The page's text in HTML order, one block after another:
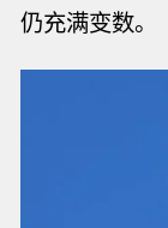
仍充满变数。